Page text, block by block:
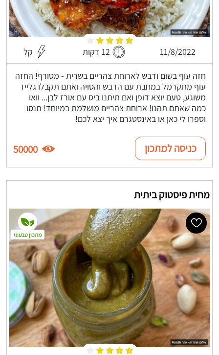
11/8/2022 12 דקות קל
חזה עוף בשום ודבש לארוחת צהריים בשרית - מטורף! החזה
עוף מתקרמל במחבת עם הדבש והסויה ואתם תקבלו גלייז
משוגע, טעם יוצא דופן ואם תיתנו ביס עם אורז לבן... וואו
כמה שאתם תהנו! ארוחת צהריים מושלמת במיוחד! תנסו
וספרו לי כאן או באינסטגרם איך יצא לכם!
כניסה למתכון 50000
מחית פיסטוק ביתית
מתכון טבעוני